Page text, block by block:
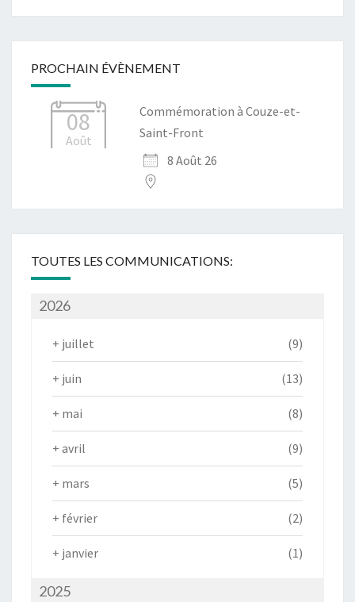
PROCHAIN ÉVÈNEMENT
08
Août
Commémoration à Couze-et-
Saint-Front
8 Août 26
TOUTES LES COMMUNICATIONS:
2026
+ juillet (9)
+ juin (13)
+ mai (8)
+ avril (9)
+ mars (5)
+ février (2)
+ janvier (1)
2025